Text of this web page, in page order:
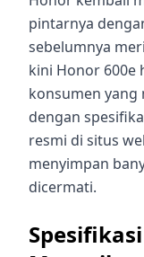
pintarnya
sebelumnya
kini Honor 600e
konsumen
dengan
resmi di situs
menyimpan
dicermati.